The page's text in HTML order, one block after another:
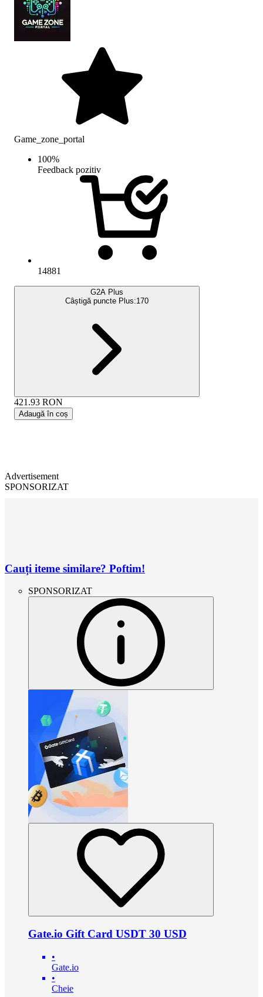
Game_zone_portal
100%
Feedback pozitiv
14881
G2A Plus
Câștigă puncte Plus:170
421.93 RON
Adaugă în coș
Advertisement
SPONSORIZAT
Cauți iteme similare? Poftim!
SPONSORIZAT
Gate.io Gift Card USDT 30 USD
•
Gate.io
•
Cheie